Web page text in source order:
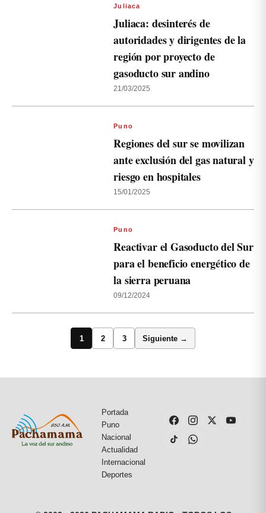
Juliaca
Juliaca: desinterés de
autoridades y dirigentes de la
región por proyecto de
gasoducto sur andino
21/03/2025
Puno
Regiones del sur se movilizan
ante exclusión del gas natural y
riesgo en hospitales
15/01/2025
Puno
Reactivar el Gasoducto del Sur
para el beneficio energético de
la sierra peruana
09/12/2024
1 2 3 Siguiente →
Portada
Puno
Nacional
Actualidad
Internacional
Deportes